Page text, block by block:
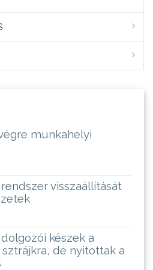
munkahelyi
visszaállítását
készek a
de nyitottak a